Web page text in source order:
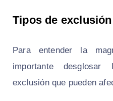
Tipos de
Para entender la
importante
exclusión que pueden